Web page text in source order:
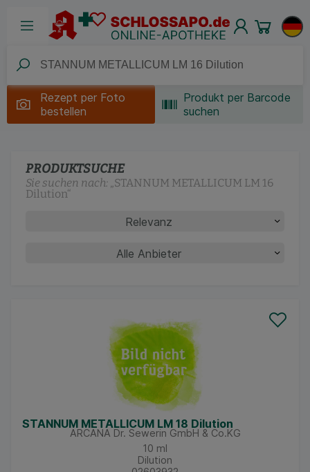
Rezept per Foto
bestellen
Produkt per Barcode
suchen
PRODUKTSUCHE
Sie suchen nach: „STANNUM METALLICUM LM 16
Dilution“
STANNUM METALLICUM LM 18 Dilution
ARCANA Dr. Sewerin GmbH & Co.KG
10 ml
Dilution